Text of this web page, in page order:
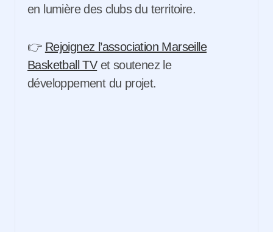
en lumière des clubs du territoire.
👉 Rejoignez l’association Marseille
Basketball TVet soutenez le
développement du projet.